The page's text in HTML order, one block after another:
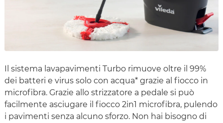
Il sistema lavapavimenti Turbo rimuove oltre il 99%
dei batteri e virus solo con acqua* grazie al fiocco in
microfibra. Grazie allo strizzatore a pedale si può
facilmente asciugare il fiocco 2in1 microfibra, pulendo
i pavimenti senza alcuno sforzo. Non hai bisogno di